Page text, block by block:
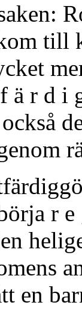
till
ä r d i
r
en